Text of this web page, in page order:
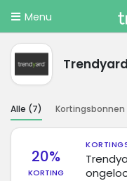
Menu
Alle (7) Kortingsbonnen
20%
KORTING